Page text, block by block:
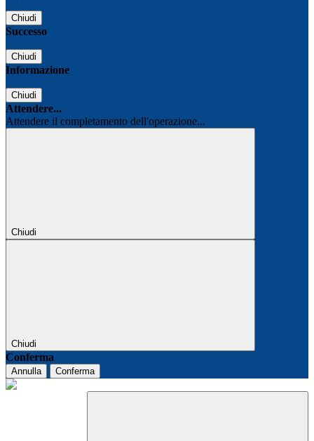
Chiudi
Successo
Chiudi
Informazione
Chiudi
Attendere...
Attendere il completamento dell'operazione...
Chiudi
Chiudi
Conferma
Annulla Conferma